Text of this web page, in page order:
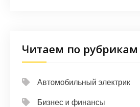
Читаем по рубрикам
Автомобильный электрик
Бизнес и финансы